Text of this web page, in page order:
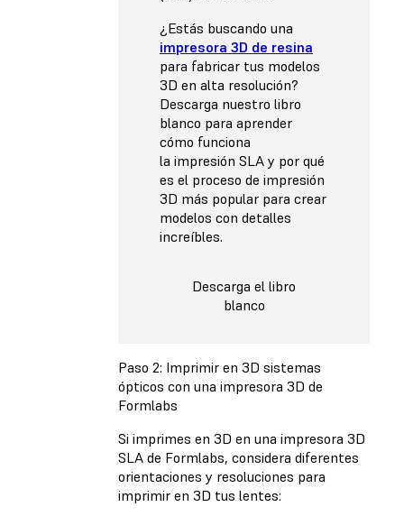
¿Estás buscando una
impresora 3D de resina
para fabricar tus modelos
3D en alta resolución?
Descarga nuestro libro
blanco para aprender
cómo funciona
la impresión SLA y por qué
es el proceso de impresión
3D más popular para crear
modelos con detalles
increíbles.
Descarga el libro
blanco
Paso 2: Imprimir en 3D sistemas
ópticos con una impresora 3D de
Formlabs
Si imprimes en 3D en una impresora 3D
SLA de Formlabs, considera diferentes
orientaciones y resoluciones para
imprimir en 3D tus lentes: